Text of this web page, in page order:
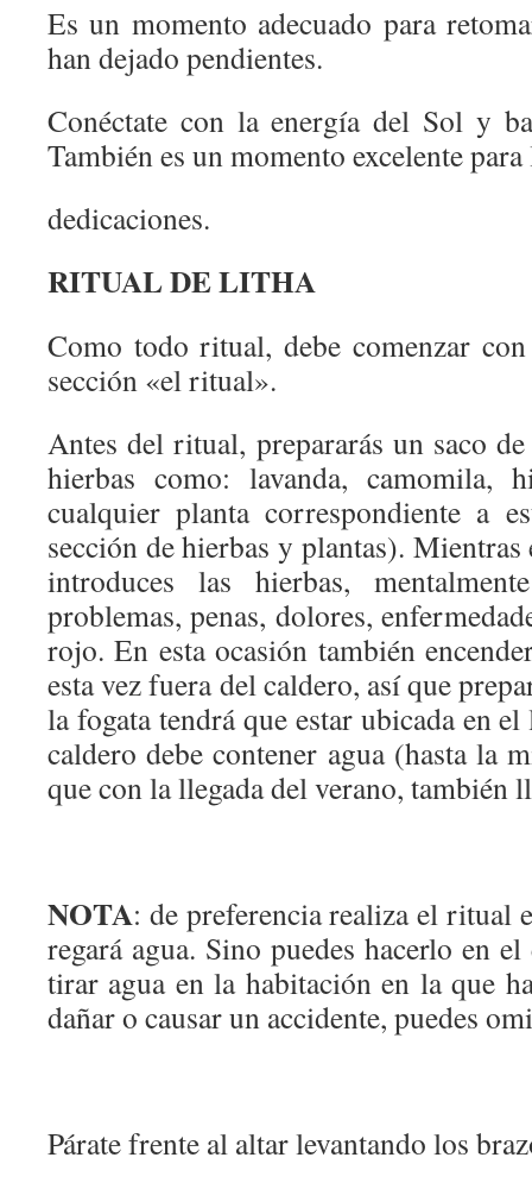
Es un momento adecuado para
han dejado pendientes.
Conéctate con la energía del Sol y
También es un momento excelente para
dedicaciones.
RITUAL DE LITHA
Como todo ritual, debe comenzar
sección «el ritual».
Antes del ritual, prepararás un saco
hierbas como: lavanda, camomila,
cualquier planta correspondiente a
sección de hierbas y plantas).
introduces las hierbas,
problemas, penas, dolores,
rojo. En esta ocasión también
esta vez fuera del caldero, así que
la fogata tendrá que estar ubicada en
caldero debe contener agua (hasta la
que con la llegada del verano, también
NOTA: de preferencia realiza el ritual
regará agua. Sino puedes hacerlo en
tirar agua en la habitación en la que
dañar o causar un accidente, puedes
Párate frente al altar levantando los